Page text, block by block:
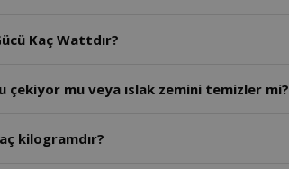
Kaç Wattdır?
çekiyor mu veya ıslak zemini temizler mi?
kilogramdır?